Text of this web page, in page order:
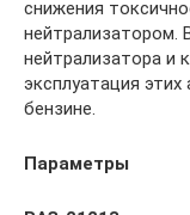
снижения
нейтрализатором.
нейтрализатора и
эксплуатация
бензине.
Параметры